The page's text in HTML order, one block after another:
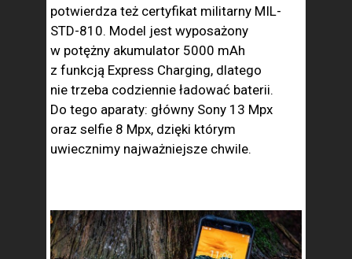
potwierdza też certyfikat militarny MIL-
STD-810. Model jest wyposażony
w potężny akumulator 5000 mAh
z funkcją Express Charging, dlatego
nie trzeba codziennie ładować baterii.
Do tego aparaty: główny Sony 13 Mpx
oraz selfie 8 Mpx, dzięki którym
uwiecznimy najważniejsze chwile.